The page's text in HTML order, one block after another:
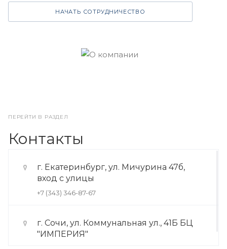
НАЧАТЬ СОТРУДНИЧЕСТВО
ПЕРЕЙТИ В РАЗДЕЛ
Контакты
г. Екатеринбург, ул. Мичурина 47б,
вход с улицы
+7 (343) 346-87-67
г. Сочи, ул. Коммунальная ул., 41Б БЦ
"ИМПЕРИЯ"